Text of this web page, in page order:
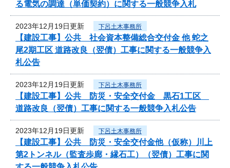
る電気の調達（単価契約）に関する一般競争入札
2023年12月19日更新 下呂土木事務所
【建設工事】公共 社会資本整備総合交付金 他 蛇之
尾2期工区 道路改良（翌債）工事に関する一般競争入
札公告
2023年12月19日更新 下呂土木事務所
【建設工事】公共 防災・安全交付金 黒石1工区
道路改良（翌債）工事に関する一般競争入札公告
2023年12月19日更新 下呂土木事務所
【建設工事】公共 防災・安全交付金他（仮称）川上
第2トンネル（監査歩廊・縁石工）（翌債）工事に関